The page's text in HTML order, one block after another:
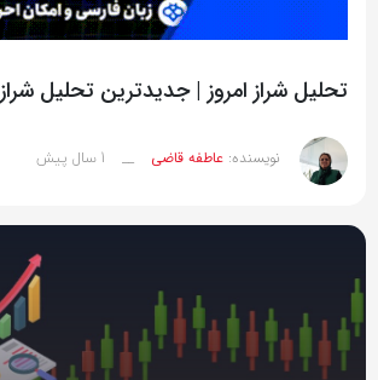
تحلیل شراز امروز | جدیدترین تحلیل شراز
نویسنده: عاطفه قاضی __ 1 سال پیش